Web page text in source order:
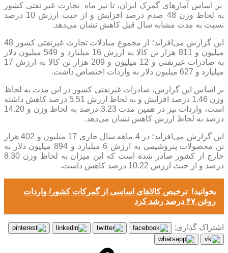
بر اساس آمارهای گمرک ایران، تا تیر ماه تجارت غیر نفتی کشور
به لحاظ وزن 48 صدم درصد افزایش و از حیث ارزش 10 درصد
نسبت به مدت مشابه سال قبل کاهش نشان می‌دهد.
این گزارش می‌افزاید؛ از مجموع مبادلات تجارت غیرنفتی کشور 48
میلیون و 811 هزار تن کالا به ارزش 16 میلیارد و 549 میلیون دلار
به صادرات غیر‌نفتی و 12 میلیون و 209 هزار تن کالا به ارزش 17
میلیارد و 627 میلیون دلار به واردات اختصاص داشت.
بر اساس این گزارش، صادرات غیر‌نفتی کشور در این مدت به لحاظ
وزن 1.46 درصد افزایش و به لحاظ ارزش 5.51 درصد کاهش داشته
است، واردات نیز در همین مدت 3.23 درصد به لحاظ وزن و 14.20
درصد به لحاظ ارزش کاهش نشان می‌دهد.
این گزارش می‌افزاید؛ در 4 ماهه سال جاری 17 میلیون و 402 هزار
تن محصولات پتروشیمی به ارزش 6 میلیارد و 894 میلیون دلار به
خارج از کشور صادر شده است که این میزان به لحاظ وزن 8.30
درصد و از حیث ارزش 10.22 درصد کاهش داشت.
بخوانید! ترخیص کالا‌های اساسی از گمرکات کشور/ واردات
روغن ۴۷ درصد رشد کرد
اشتراک گذاری: